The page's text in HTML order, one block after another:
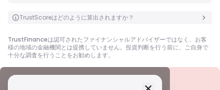
TrustScoreはどのように算出されますか？
TrustFinanceは認可されたファイナンシャルアドバイザーではなく、お客
様の地域の金融機関とは提携していません。投資判断を行う前に、ご自身で
十分な調査を行うことをお勧めします。
セキュリティ情報 ライセンス